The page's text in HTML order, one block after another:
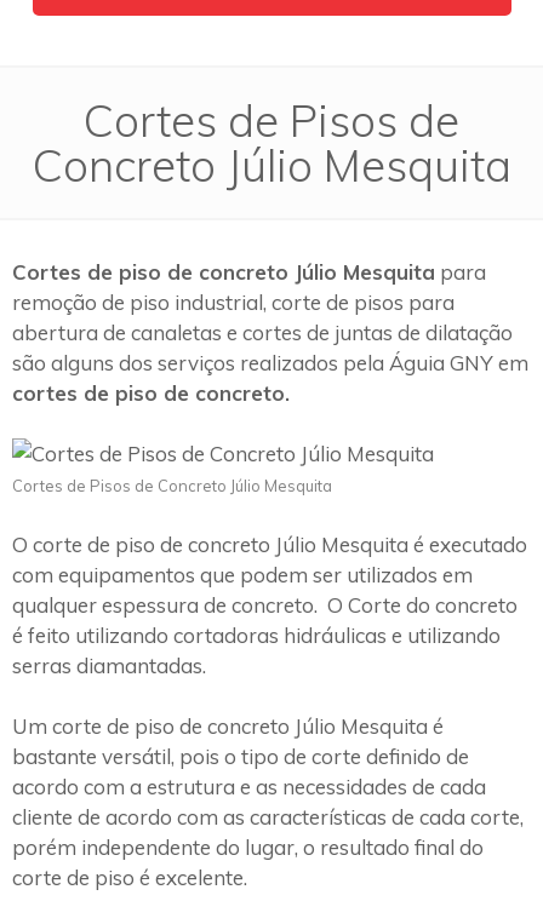
Cortes de Pisos de
Concreto Júlio Mesquita
Cortes de piso de concreto Júlio Mesquita para
remoção de piso industrial, corte de pisos para
abertura de canaletas e cortes de juntas de dilatação
são alguns dos serviços realizados pela Águia GNY em
cortes de piso de concreto.
Cortes de Pisos de Concreto Júlio Mesquita
O corte de piso de concreto Júlio Mesquita é executado
com equipamentos que podem ser utilizados em
qualquer espessura de concreto. O Corte do concreto
é feito utilizando cortadoras hidráulicas e utilizando
serras diamantadas.
Um corte de piso de concreto Júlio Mesquita é
bastante versátil, pois o tipo de corte definido de
acordo com a estrutura e as necessidades de cada
cliente de acordo com as características de cada corte,
porém independente do lugar, o resultado final do
corte de piso é excelente.